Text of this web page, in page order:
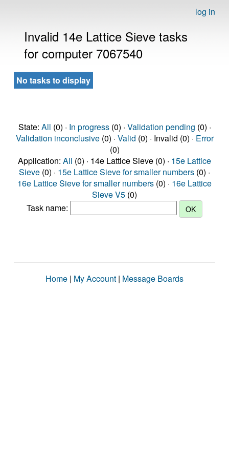
log in
Invalid 14e Lattice Sieve tasks
for computer 7067540
No tasks to display
State: All (0) · In progress(0) · Validation pending (0) ·
Validation inconclusive(0) · Valid (0) · Invalid (0) · Error
(0)
Application: All (0) · 14e Lattice Sieve (0) · 15e Lattice
Sieve (0) · 15e Lattice Sieve for smaller numbers (0) ·
16e Lattice Sieve for smaller numbers (0) · 16e Lattice
Sieve V5 (0)
Task name:
Home | My Account | Message Boards